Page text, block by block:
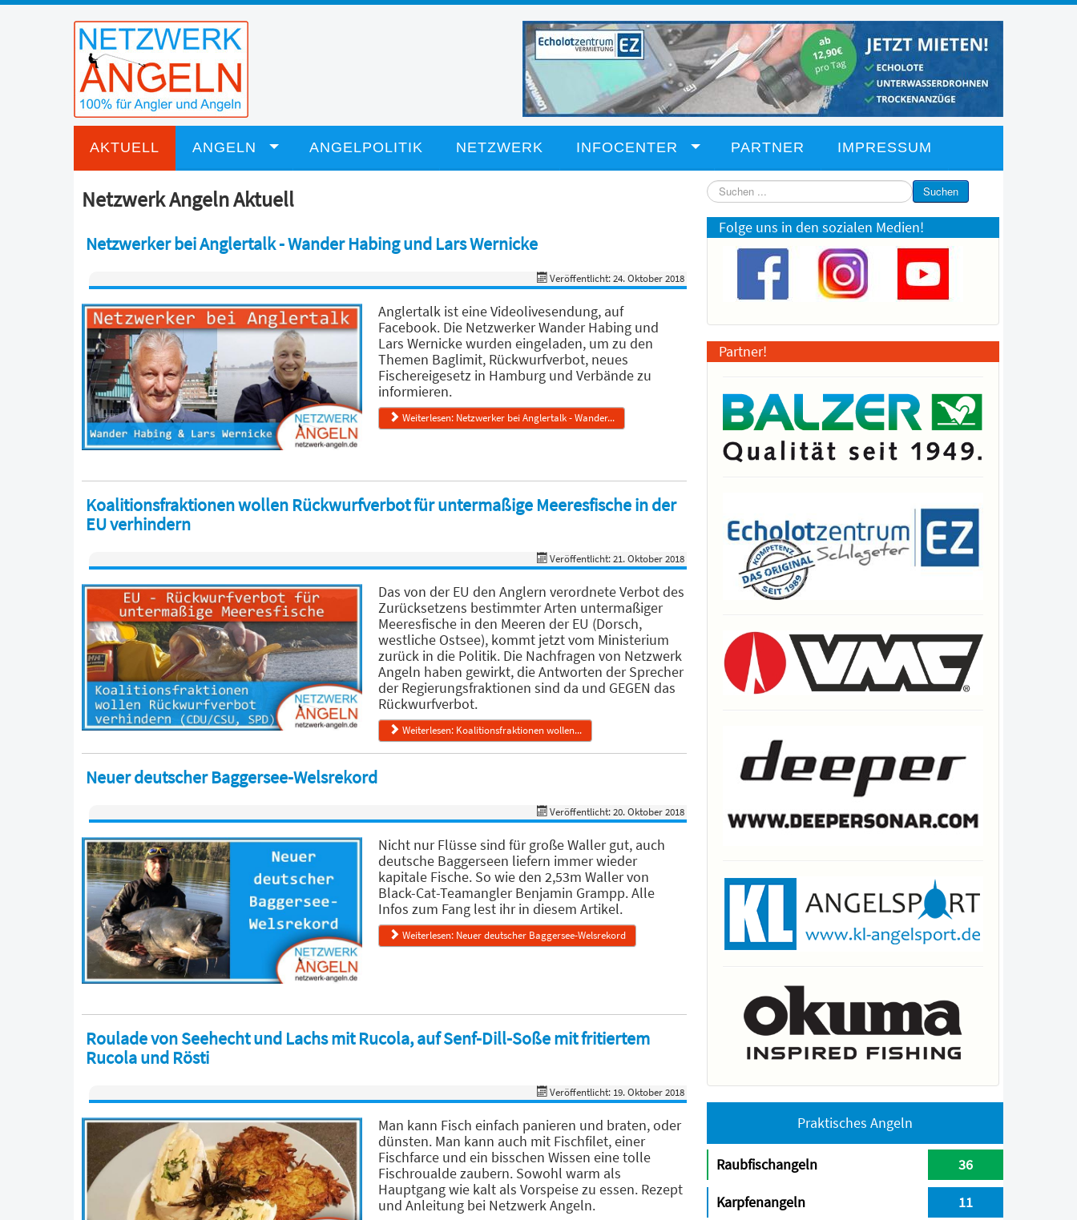
AKTUELL ANGELN ANGELPOLITIK NETZWERK INFOCENTER PARTNER IMPRESSUM
Netzwerk Angeln Aktuell
Netzwerker bei Anglertalk - Wander Habing und Lars Wernicke
Veröffentlicht: 24. Oktober 2018
Anglertalk ist eine Videolivesendung, auf
Facebook. Die Netzwerker Wander Habing und
Lars Wernicke wurden eingeladen, um zu den
Themen Baglimit, Rückwurfverbot, neues
Fischereigesetz in Hamburg und Verbände zu
informieren.
Weiterlesen: Netzwerker bei Anglertalk - Wander...
Koalitionsfraktionen wollen Rückwurfverbot für untermaßige Meeresfische in der
EU verhindern
Veröffentlicht: 21. Oktober 2018
Das von der EU den Anglern verordnete Verbot des
Zurücksetzens bestimmter Arten untermaßiger
Meeresfische in den Meeren der EU (Dorsch,
westliche Ostsee), kommt jetzt vom Ministerium
zurück in die Politik. Die Nachfragen von Netzwerk
Angeln haben gewirkt, die Antworten der Sprecher
der Regierungsfraktionen sind da und GEGEN das
Rückwurfverbot.
Weiterlesen: Koalitionsfraktionen wollen...
Neuer deutscher Baggersee-Welsrekord
Veröffentlicht: 20. Oktober 2018
Nicht nur Flüsse sind für große Waller gut, auch
deutsche Baggerseen liefern immer wieder
kapitale Fische. So wie den 2,53m Waller von
Black-Cat-Teamangler Benjamin Grampp. Alle
Infos zum Fang lest ihr in diesem Artikel.
Weiterlesen: Neuer deutscher Baggersee-Welsrekord
Roulade von Seehecht und Lachs mit Rucola, auf Senf-Dill-Soße mit fritiertem
Rucola und Rösti
Veröffentlicht: 19. Oktober 2018
Man kann Fisch einfach panieren und braten, oder
dünsten. Man kann auch mit Fischfilet, einer
Fischfarce und ein bisschen Wissen eine tolle
Fischroualde zaubern. Sowohl warm als
Hauptgang wie kalt als Vorspeise zu essen. Rezept
und Anleitung bei Netzwerk Angeln.
Suchen
...
Suchen
Folge uns in den sozialen Medien!
Partner!
Praktisches Angeln
Raubfischangeln 36
Karpfenangeln 11